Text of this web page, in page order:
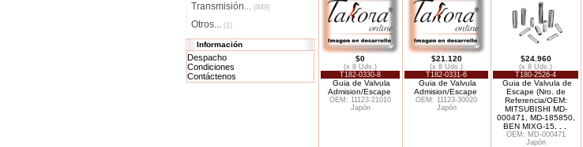
Transmisión... (849)
Otros... (1)
Información
Despacho
Condiciones
Contáctenos
$0
(x 8 Uds.)
T182-0330-8
Guia de Valvula
Admision/Escape
OEM: 11123-21010
Japón
$21.120
(x 8 Uds.)
T182-0331-6
Guia de Valvula
Admision/Escape
OEM: 11123-30020
Japón
$24.960
(x 8 Uds.)
T180-2526-4
Guia de Valvula de
Escape (Nro. de
Referencia/OEM:
MITSUBISHI MD-
000471, MD-185850,
BEN MIXG-15. . .
OEM: MD-000471
Japón